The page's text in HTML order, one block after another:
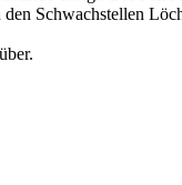
Schwachstellen